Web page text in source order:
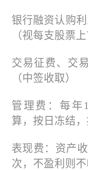
银行融资认购
（视每支股票
交易征费、交
（中签收取）
管理费：每年
算，按日冻结
表现费：资产
次，不盈利则